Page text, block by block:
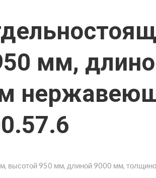
мм,
высотой 950 мм, длиной 9000 мм,